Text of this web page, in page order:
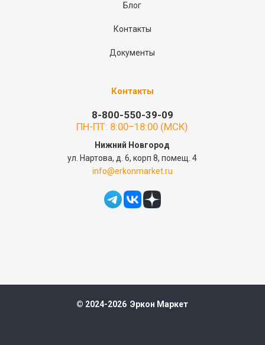
Блог
Контакты
Документы
Контакты
8-800-550-39-09
ПН-ПТ: 8:00–18:00 (МСК)
Нижний Новгород
ул. Нартова, д. 6, корп 8, помещ. 4
info@erkonmarket.ru
© 2024-2026 Эркон Маркет